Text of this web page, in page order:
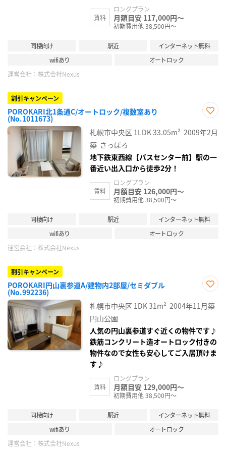
賃料
ロングプラン
月額目安 117,000円～
初期費用他 38,500円～
同棲向け 駅近
インターネット無料
wifiあり
オートロック
運営会社： 株式会社Nexus
割引キャンペーン
POROKARI北1条通C/オートロック/複数室あり
(No.1011673)
に入
り登
札幌市中央区 1LDK33.05m² 2009年2月
築 さっぽろ
地下鉄東西線【バスセンター前】駅の一
番近い出入口から徒歩2分！
賃料
ロングプラン
月額目安 126,000円～
初期費用他 38,500円～
同棲向け 駅近
インターネット無料
wifiあり
オートロック
運営会社： 株式会社Nexus
割引キャンペーン
POROKARI円山裏参道A/建物内2部屋/セミダブル
(No.992236)
に入
り登
札幌市中央区 1DK31m² 2004年11月築
円山公園
人気の円山裏参道すぐ近くの物件です♪
鉄筋コンクリート造オートロック付きの
物件なので女性も安心してご入居頂けま
す♪
賃料
ロングプラン
月額目安 129,000円～
初期費用他 38,500円～
同棲向け 駅近
インターネット無料
wifiあり
オートロック
運営会社： 株式会社Nexus